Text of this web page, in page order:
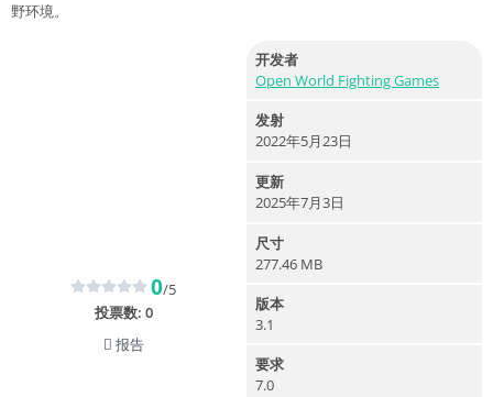
野环境。
0/5
投票数: 0
报告
开发者
Open World Fighting Games
发射
2022年5月23日
更新
2025年7月3日
尺寸
277.46 MB
版本
3.1
要求
7.0